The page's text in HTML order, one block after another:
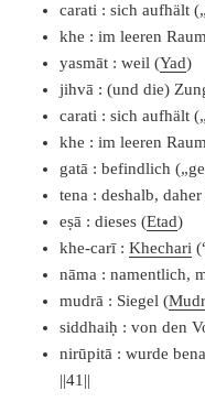
carati : sich aufhält
khe : im leeren
yasmāt : weil (Yad)
jihvā : (und die)
carati : sich aufhält
khe : im leeren
gatā : befindlich
tena : deshalb,
eṣā : dieses (Etad)
khe-carī :Khechari
nāma : namentlich,
mudrā : Siegel (
siddhaiḥ : von den
nirūpitā : wurde
||41||